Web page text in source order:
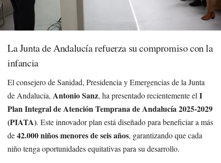
La Junta de Andalucía refuerza su compromiso con la
infancia
El consejero de Sanidad, Presidencia y Emergencias de la Junta
de Andalucía, Antonio Sanz, ha presentado recientemente el I
Plan Integral de Atención Temprana de Andalucía 2025-2029
(PIATA). Este innovador plan está diseñado para beneficiar a más
de42.000 niños menores de seis años, garantizando que cada
niño tenga oportunidades equitativas para su desarrollo.